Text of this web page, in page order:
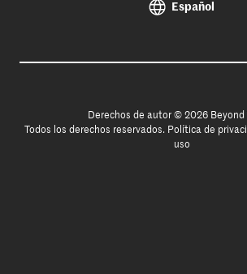
Español
Derechos de autor © 2026 Beyond
Todos los derechos reservados. Política de
uso